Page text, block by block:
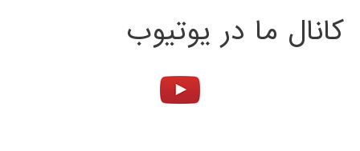
کانال ما در یوتیوب